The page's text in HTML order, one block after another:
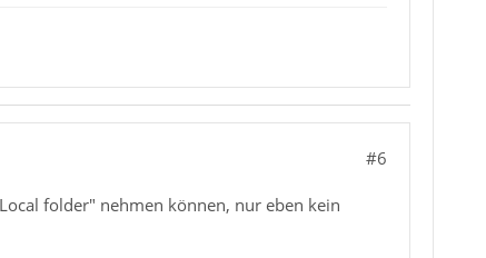
#6
folder" nehmen können, nur eben kein